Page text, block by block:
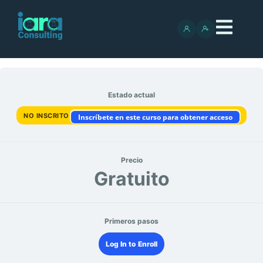
Estado actual
NO INSCRITO Inscríbete en este curso para obtener acceso
Precio
Gratuito
Primeros pasos
Log In to Enroll